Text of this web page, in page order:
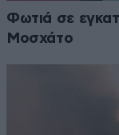
Φωτιά σε
Μοσχάτο